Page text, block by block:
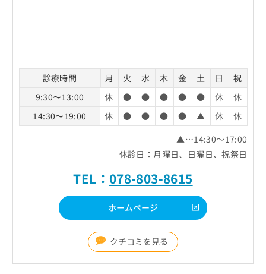
診療時間 月 火 水 木 金 土 日
祝
9:30〜13:00
休 ● ● ● ● ● 休
休
14:30〜19:00
休 ● ● ● ● ▲ 休
休
▲…14:30～17:00
休診日：月曜日、日曜日、祝祭日
TEL： 078-803-8615
ホームページ
クチコミを見る